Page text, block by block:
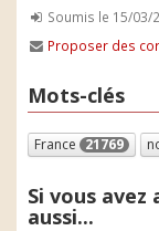
Soumis le 15/03/
Proposer des
Mots-clés
France 21769
Si vous avez
aussi...